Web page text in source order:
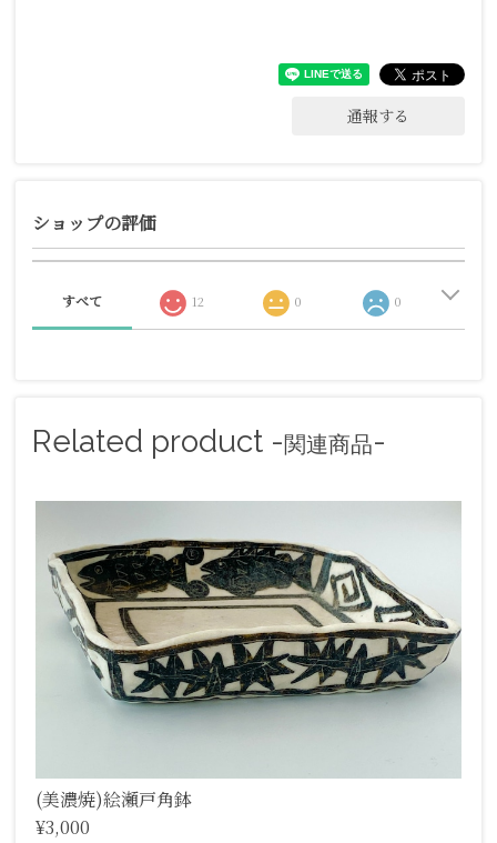
通報する
ショップの評価
すべて 12 0 0
Related product -関連商品-
(美濃焼)絵瀬戸角鉢
¥3,000